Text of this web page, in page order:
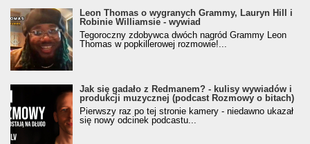
Leon Thomas o wygranych Grammy, Lauryn Hill i
Robinie Williamsie - wywiad
Tegoroczny zdobywca dwóch nagród Grammy Leon
Thomas w popkillerowej rozmowie!...
Jak się gadało z Redmanem? - kulisy wywiadów i
produkcji muzycznej (podcast Rozmowy o bitach)
Pierwszy raz po tej stronie kamery - niedawno ukazał
się nowy odcinek podcastu...